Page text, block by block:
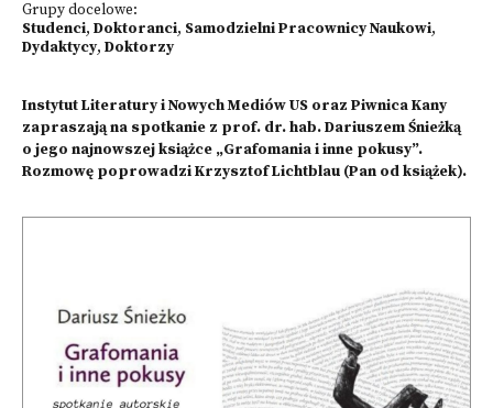
Grupy docelowe:
Studenci, Doktoranci, Samodzielni Pracownicy Naukowi,
Dydaktycy, Doktorzy
Instytut Literatury i Nowych Mediów US oraz Piwnica Kany
zapraszają na spotkanie z prof. dr. hab. Dariuszem Śnieżką
o jego najnowszej książce „Grafomania i inne pokusy”.
Rozmowę poprowadzi Krzysztof Lichtblau (Pan od książek).